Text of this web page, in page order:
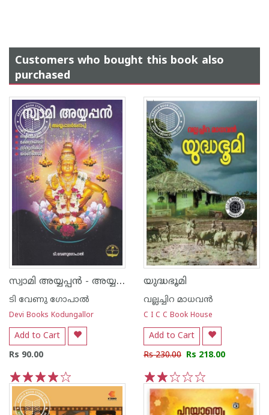
Customers who bought this book also
purchased
സ്വാമി അയ്യപ്പൻ - അയ്യപ്പദർശനം -
ടി വേണു ഗോപാല്‍
Devi Books Kodungallor
Add to Cart
Rs 90.00
5
4
3
2
1
യുദ്ധഭൂമി
വല്ലച്ചിറ മാധവന്‍
C I C C Book House
Add to Cart
Rs 230.00 Rs 218.00
5
4
3
2